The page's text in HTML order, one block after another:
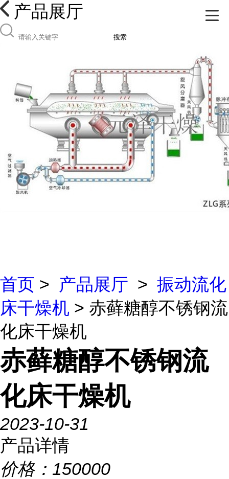
产品展厅
搜索
首页 > 产品展厅 > 振动流化
床干燥机 > 赤藓糖醇不锈钢流
化床干燥机
赤藓糖醇不锈钢流
化床干燥机
2023-10-31
产品详情
价格： 150000